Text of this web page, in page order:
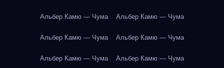
Альбер Камю — Чума Альбер Камю — Чума
Альбер Камю — Чума Альбер Камю — Чума
Альбер Камю — Чума Альбер Камю — Чума